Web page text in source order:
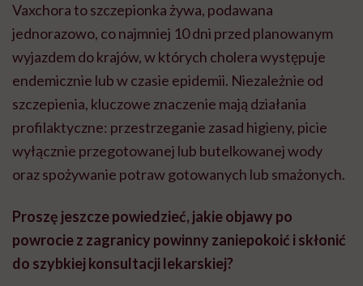
Vaxchora to szczepionka żywa, podawana
jednorazowo, co najmniej 10 dni przed planowanym
wyjazdem do krajów, w których cholera występuje
endemicznie lub w czasie epidemii. Niezależnie od
szczepienia, kluczowe znaczenie mają działania
profilaktyczne: przestrzeganie zasad higieny, picie
wyłącznie przegotowanej lub butelkowanej wody
oraz spożywanie potraw gotowanych lub smażonych.
Proszę jeszcze powiedzieć, jakie objawy po
powrocie z zagranicy powinny zaniepokoić i skłonić
do szybkiej konsultacji lekarskiej?